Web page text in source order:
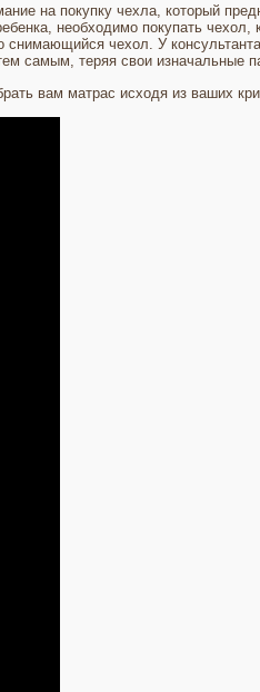
на покупку чехла, который
необходимо покупать чехол,
снимающийся чехол. У
самым, теряя свои изначальные
вам матрас исходя из ваших